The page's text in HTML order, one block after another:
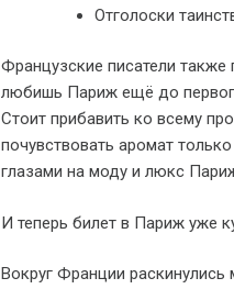
Отголоски
Французские писатели
любишь Париж ещё до
Стоит прибавить ко всему
почувствовать аромат
глазами на моду и люкс
И теперь билет в Париж уже
Вокруг Франции раскинулись